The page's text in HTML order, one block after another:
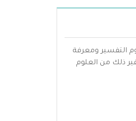
التفسير ومعرفة
ذلك من العلوم